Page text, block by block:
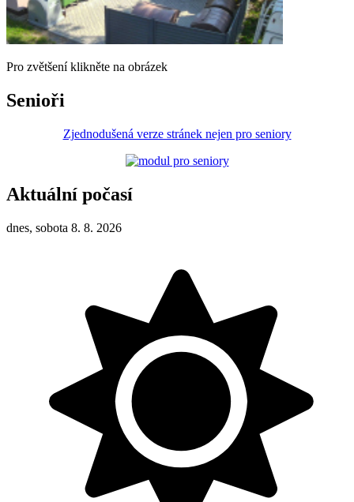
Pro zvětšení klikněte na obrázek
Senioři
Zjednodušená verze stránek nejen pro seniory
Aktuální počasí
dnes, sobota 8. 8. 2026